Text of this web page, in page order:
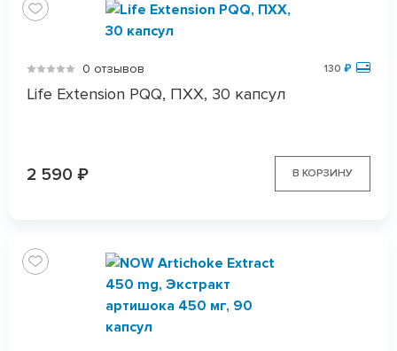
0 отзывов 130 ₽
Life Extension PQQ, ПХХ, 30 капсул
2 590 ₽ В КОРЗИНУ